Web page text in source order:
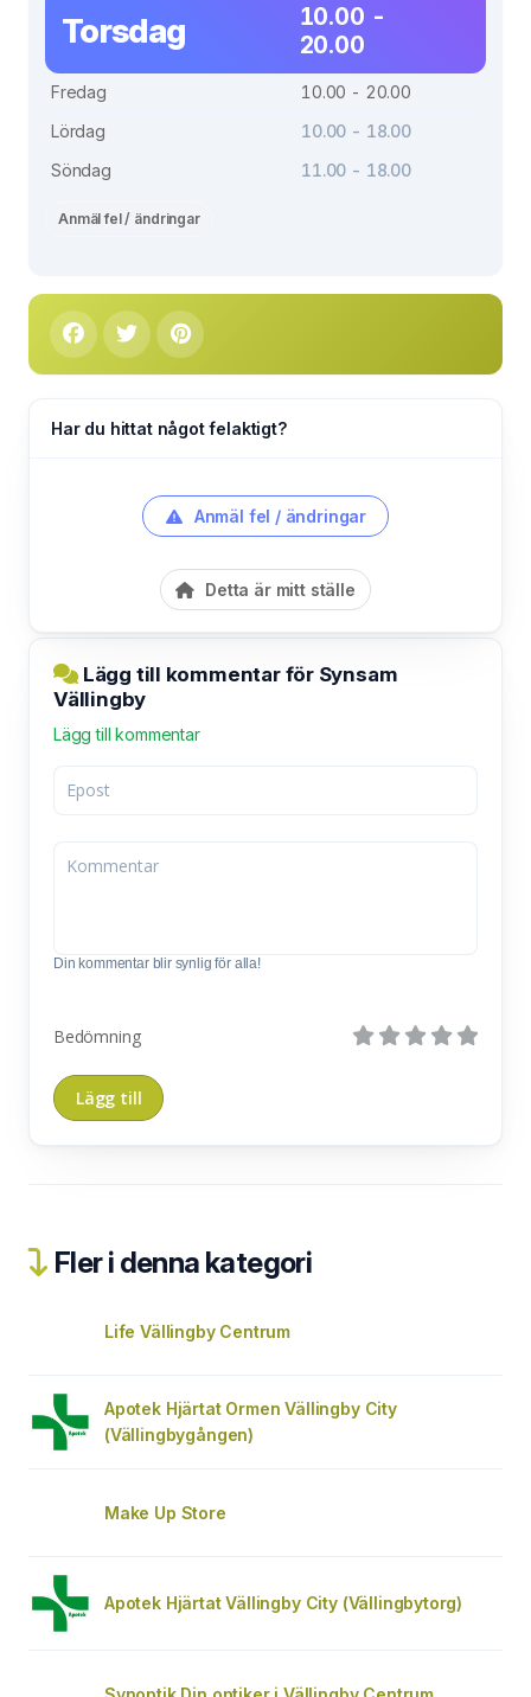
Torsdag
10.00 -
20.00
Fredag
10.00 - 20.00
Lördag
10.00 - 18.00
Söndag
11.00 - 18.00
Anmäl fel / ändringar
Har du hittat något felaktigt?
Anmäl fel / ändringar
Detta är mitt ställe
Lägg till kommentar för Synsam
Vällingby
Lägg till kommentar
Din kommentar blir synlig för alla!
Bedömning
Fler i denna kategori
Life Vällingby Centrum
Apotek Hjärtat Ormen Vällingby City
(Vällingbygången)
Make Up Store
Apotek Hjärtat Vällingby City (Vällingbytorg)